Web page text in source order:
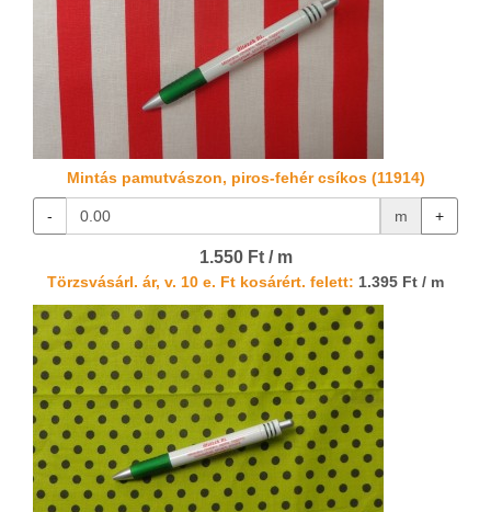
Mintás pamutvászon, piros-fehér csíkos (11914)
- m +
1.550 Ft / m
Törzsvásárl. ár, v. 10 e. Ft kosárért. felett: 1.395 Ft / m